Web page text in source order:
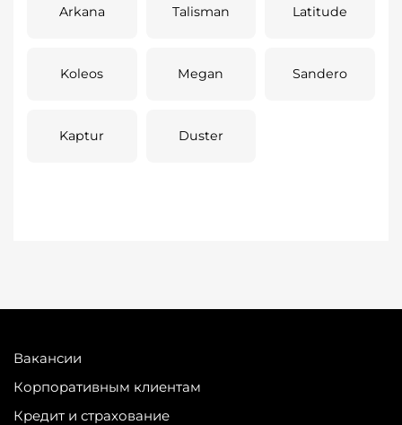
Arkana Talisman Latitude
Koleos Megan Sandero
Kaptur Duster
Вакансии
Корпоративным клиентам
Кредит и страхование